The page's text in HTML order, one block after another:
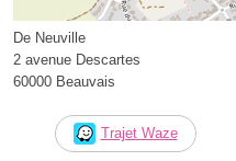
De Neuville
2 avenue Descartes
60000 Beauvais
Trajet Waze